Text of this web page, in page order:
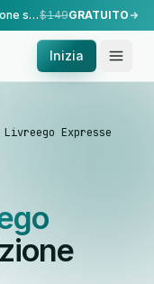
Configurazione gestita da noi — configurazione standard, eseguita dal nostro team.$149GRATUITO
Inizia
Livreego Expresse